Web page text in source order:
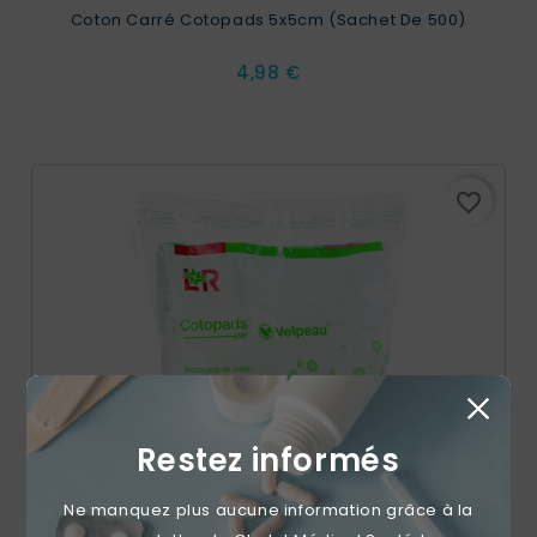
Restez informés
Ne manquez plus aucune information grâce à la
Coton Carré Cotopads 5x5cm (Sachet De 500)
Prix
4,98 €
favorite_border